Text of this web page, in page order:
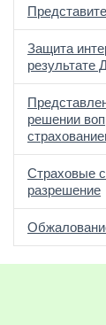
Защита
результате
решении
Страховые
разрешение